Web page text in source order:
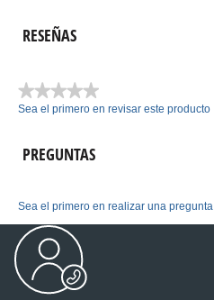
RESEÑAS
★★★★★
Sin
Sea el primero en revisar este producto
PREGUNTAS
Sea el primero en realizar una pregunta